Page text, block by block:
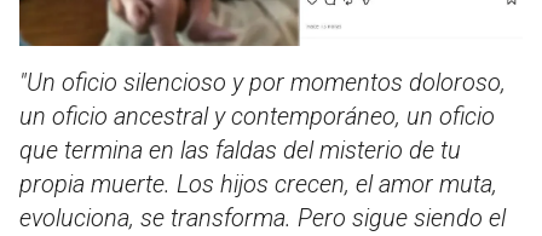
"Un oficio silencioso y por momentos doloroso,
un oficio ancestral y contemporáneo, un oficio
que termina en las faldas del misterio de tu
propia muerte. Los hijos crecen, el amor muta,
evoluciona, se transforma. Pero sigue siendo el